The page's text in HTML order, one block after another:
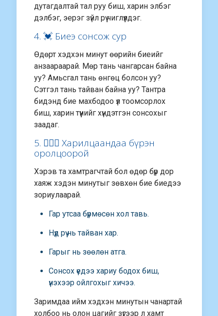
дутагдалтай тал руу биш, харин элбэг
дэлбэг, эерэг зүйл рүү чиглүүлдэг.
4. 💓 Биеэ сонсож сур
Өдөрт хэдхэн минут өөрийн биеийг
анзаараарай. Мөр тань чангарсан байна
уу? Амьсгал тань өнгөц болсон уу?
Сэтгэл тань тайван байна уу? Тантра
бидэнд бие махбодоо үл тоомсорлох
биш, харин түүнийг хүндэтгэн сонсохыг
заадаг.
5. 👩‍❤️‍👨 Харилцаандаа бүрэн
оролцоорой
Хэрэв та хамтрагчтай бол өдөр бүр дор
хаяж хэдэн минутыг зөвхөн бие биедээ
зориулаарай.
Гар утсаа бүрмөсөн хол тавь.
Нүд рүү нь тайван хар.
Гарыг нь зөөлөн атга.
Сонсох үедээ хариу бодох биш,
үнэхээр ойлгохыг хичээ.
Заримдаа ийм хэдхэн минутын чанартай
холбоо нь олон цагийг зүгээр л хамт